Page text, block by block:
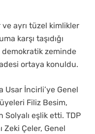
ayrı tüzel kimlikler
karşı taşıdığı
zeminde
ortaya konuldu.
Usar İncirli’ye Genel
Filiz Besim,
Solyalı eşlik etti. TDP
Zeki Çeler, Genel